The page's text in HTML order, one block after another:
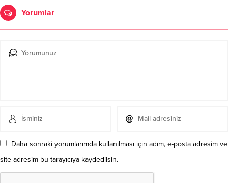
Yorumlar
Daha sonraki yorumlarımda kullanılması için adım, e-posta adresim ve
site adresim bu tarayıcıya kaydedilsin.